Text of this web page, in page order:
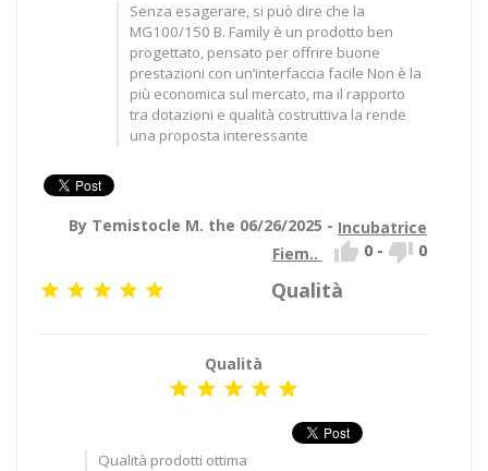
Senza esagerare, si può dire che la
MG100/150 B. Family è un prodotto ben
progettato, pensato per offrire buone
prestazioni con un’interfaccia facile Non è la
più economica sul mercato, ma il rapporto
tra dotazioni e qualità costruttiva la rende
una proposta interessante
By Temistocle M. the 06/26/2025 - Incubatrice
Fiem..
 0 -  0
     Qualità
Qualità
    
Qualità prodotti ottima